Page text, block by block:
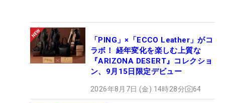
「PING」×「ECCO Leather」がコ
ラボ！ 経年変化を楽しむ上質な
『ARIZONA DESERT』コレクショ
ン、9月15日限定デビュー
2026年8月7日 (金) 14時28分 64